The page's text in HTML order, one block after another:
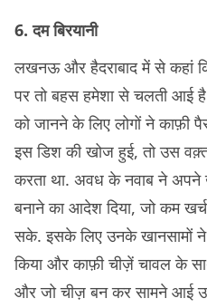
6. दम बिरयानी
लखनऊ और हैदराबाद में से कहां
पर तो बहस हमेशा से चलती आई
को जानने के लिए लोगों ने काफ़ी
इस डिश की खोज हुई, तो उस
करता था. अवध के नवाब ने अपने
बनाने का आदेश दिया, जो कम खर्च
सके. इसके लिए उनके खानसामों ने
किया और काफ़ी चीज़ें चावल के
और जो चीज़ बन कर सामने आई